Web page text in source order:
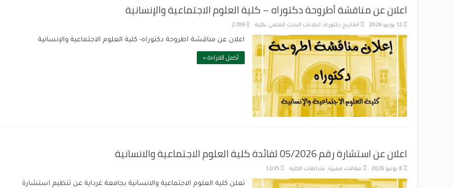
اعلان عن مناقشة أطروحة دكتوراه – كلية العلوم الاجتماعية والإنسانية
12 يونيو 2026 أطاريح دكتوراه, اعلانات البحث العلمي بكلية 2,709
اعلان عن مناقشة اطروحة دكتوراه- كلية العلوم الاجتماعية والإنسانية
أكمل القراءة »
اعلان عن استشارة رقم 05/2026 لفائدة كلية العلوم الاجتماعية والانسانية
8 يونيو 2026 مقالات مميزة, نشاطات الكلية 1,035
تعلن كلية العلوم الاجتماعية والانسانية بجامعة غرداية عن تنظيم استشارة